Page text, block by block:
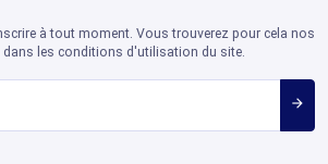
à tout moment. Vous trouverez pour cela nos
les conditions d'utilisation du site.
arrow_forward